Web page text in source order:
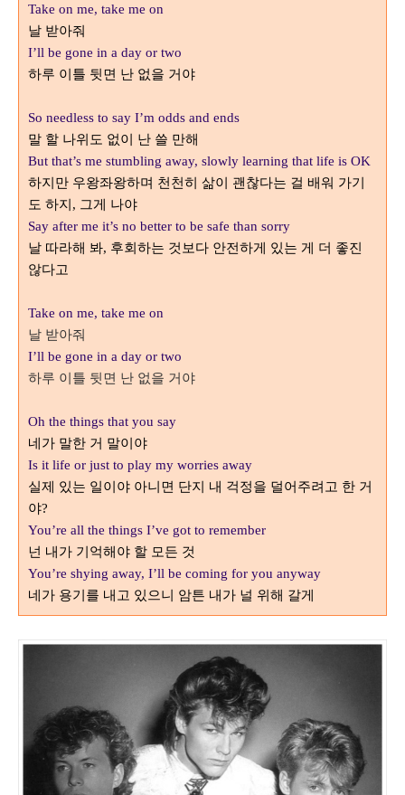
Take on me, take me on
날 받아줘
I’ll be gone in a day or two
하루 이틀 뒷면 난 없을 거야
So needless to say I’m odds and ends
말 할 나위도 없이 난 쓸 만해
But that’s me stumbling away, slowly learning that life is OK
하지만 우왕좌왕하며 천천히 삶이 괜찮다는 걸 배워 가기
도 하지, 그게 나야
Say after me it’s no better to be safe than sorry
날 따라해 봐, 후회하는 것보다 안전하게 있는 게 더 좋진
않다고
Take on me, take me on
날 받아줘
I’ll be gone in a day or two
하루 이틀 뒷면 난 없을 거야
Oh the things that you say
네가 말한 거 말이야
Is it life or just to play my worries away
실제 있는 일이야 아니면 단지 내 걱정을 덜어주려고 한 거
야?
You’re all the things I’ve got to remember
넌 내가 기억해야 할 모든 것
You’re shying away, I’ll be coming for you anyway
네가 용기를 내고 있으니 암튼 내가 널 위해 갈게